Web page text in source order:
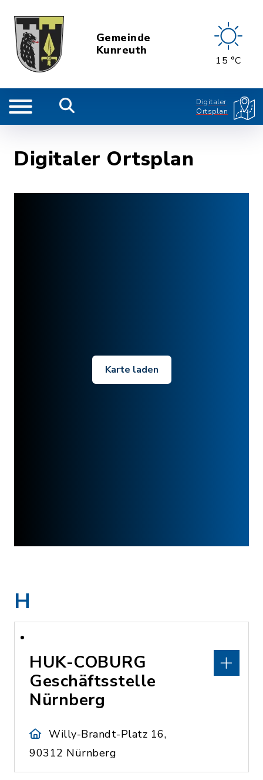
Gemeinde
Kunreuth
15 °C
Digitaler
Ortsplan
Digitaler Ortsplan
Karte laden
H
HUK-COBURG
Geschäftsstelle
Nürnberg
Willy-Brandt-Platz 16,
90312 Nürnberg